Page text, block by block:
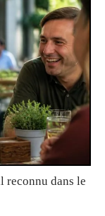
reconnu dans le